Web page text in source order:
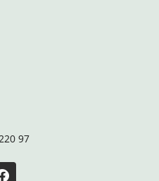
97